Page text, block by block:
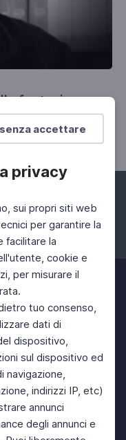
accettare
privacy
sui propri siti web
per garantire la
facilitare la
cookie e
per misurare il
tuo consenso,
dati di
dispositivo,
sul dispositivo ed
navigazione,
indirizzi IP, etc)
annunci
degli annunci e
fantasia
Twitter